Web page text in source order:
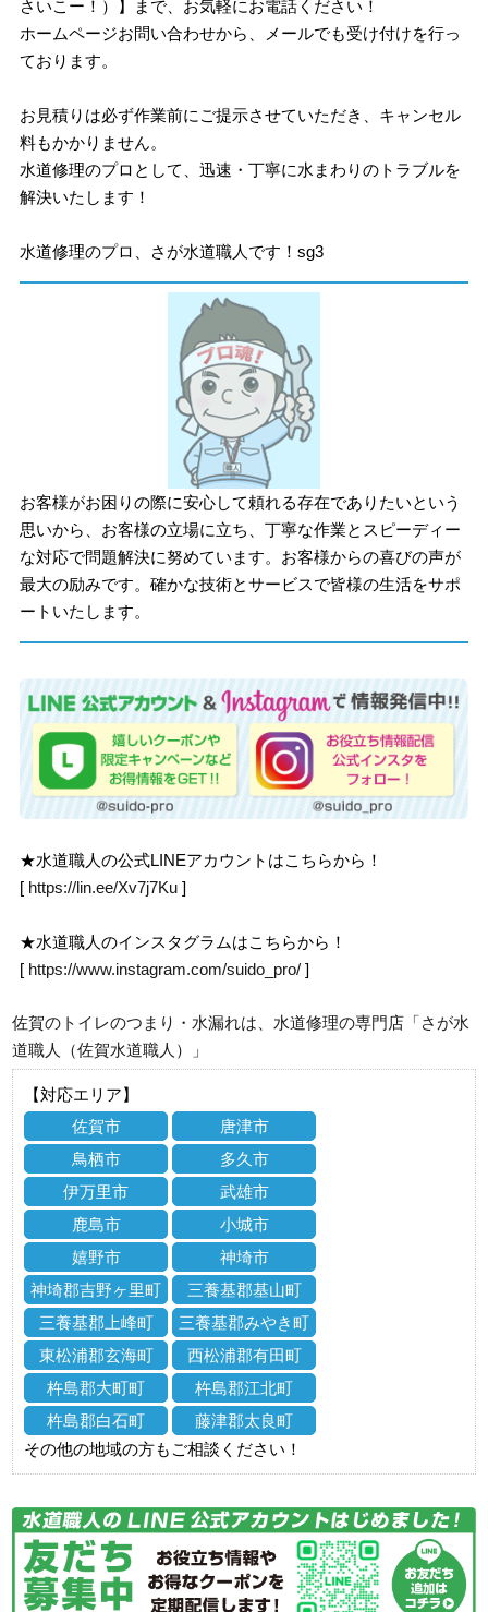
さいこー！）】まで、お気軽にお電話ください！
ホームページお問い合わせから、メールでも受け付けを行っ
ております。
お見積りは必ず作業前にご提示させていただき、キャンセル
料もかかりません。
水道修理のプロとして、迅速・丁寧に水まわりのトラブルを
解決いたします！
水道修理のプロ、さが水道職人です！sg3
お客様がお困りの際に安心して頼れる存在でありたいという
思いから、お客様の立場に立ち、丁寧な作業とスピーディー
な対応で問題解決に努めています。お客様からの喜びの声が
最大の励みです。確かな技術とサービスで皆様の生活をサポ
ートいたします。
★水道職人の公式LINEアカウントはこちらから！
[ https://lin.ee/Xv7j7Ku ]
★水道職人のインスタグラムはこちらから！
[ https://www.instagram.com/suido_pro/ ]
佐賀のトイレのつまり・水漏れは、水道修理の専門店「さが水
道職人（佐賀水道職人）」
【対応エリア】
佐賀市
唐津市
鳥栖市
多久市
伊万里市
武雄市
鹿島市
小城市
嬉野市
神埼市
神埼郡吉野ヶ里町
三養基郡基山町
三養基郡上峰町
三養基郡みやき町
東松浦郡玄海町
西松浦郡有田町
杵島郡大町町
杵島郡江北町
杵島郡白石町
藤津郡太良町
その他の地域の方もご相談ください！